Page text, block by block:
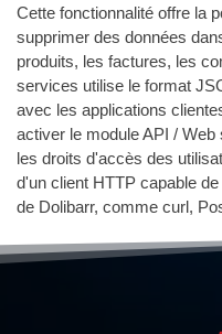
Cette fonctionnalité offre la
supprimer des données
produits, les factures, les
services utilise le format
avec les applications
activer le module API /
les droits d'accès des
d'un client HTTP capable
de Dolibarr, comme curl,